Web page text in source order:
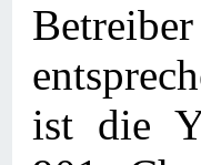
ist die